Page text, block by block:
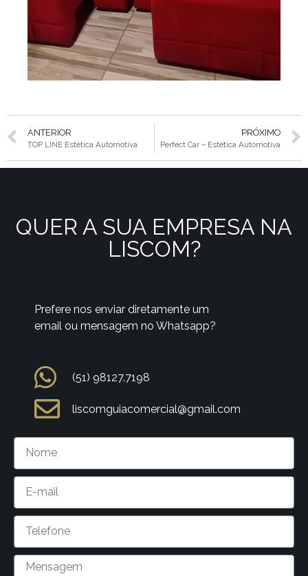
ANTERIOR
TOP LINE Estética Automotiva
PRÓXIMO
Perfect Car – Estética Automotiva
QUER A SUA EMPRESA NA
LISCOM?
Prefere nos enviar diretamente um
email ou mensagem no Whatsapp?
(51) 98127.7198
liscomguiacomercial@gmail.com